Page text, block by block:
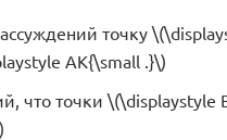
точку
AK{\small .}\)
что точки